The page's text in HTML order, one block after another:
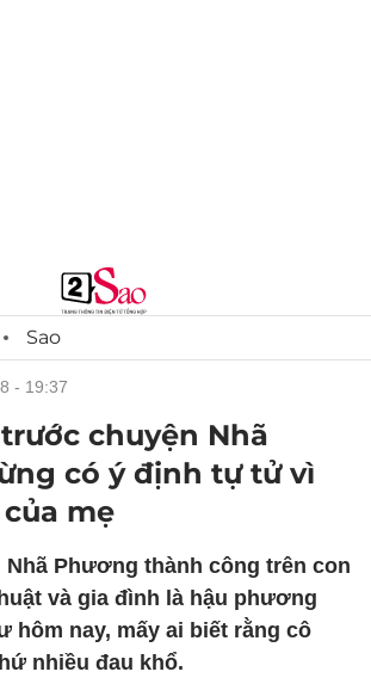
Sao
- 19:37
chuyện Nhã
có ý định tự tử vì
mẹ
Nhã Phương thành công trên con
và gia đình là hậu phương
hôm nay, mấy ai biết rằng cô
nhiều đau khổ.